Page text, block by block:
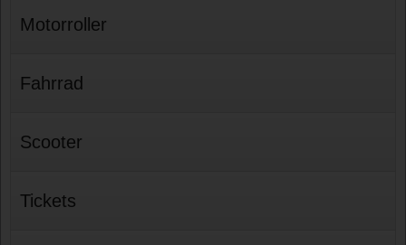
Motorroller
Fahrrad
Scooter
Tickets